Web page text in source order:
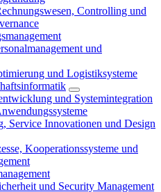
Controlling und
und
und Logistiksysteme
und Systemintegration
Service Innovationen und Design
Kooperationssysteme und
und Security Management